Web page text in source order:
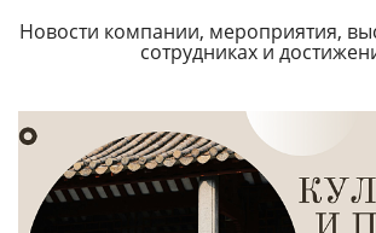
Новости компании, мероприятия,
сотрудниках и